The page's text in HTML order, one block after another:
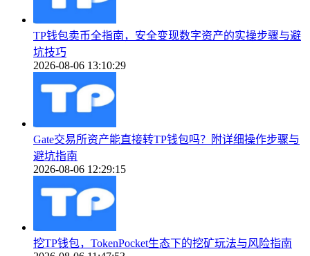
TP钱包卖币全指南，安全变现数字资产的实操步骤与避
坑技巧
2026-08-06 13:10:29
Gate交易所资产能直接转TP钱包吗？附详细操作步骤与
避坑指南
2026-08-06 12:29:15
挖TP钱包，TokenPocket生态下的挖矿玩法与风险指南